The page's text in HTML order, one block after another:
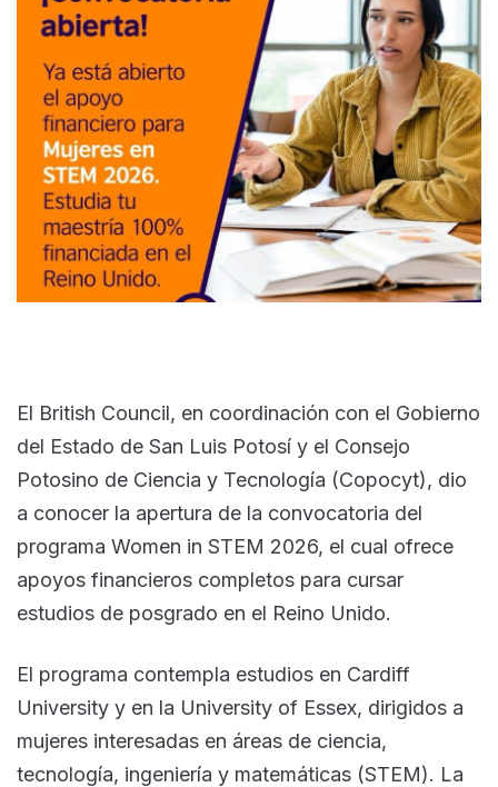
El British Council, en coordinación con el Gobierno
del Estado de San Luis Potosí y el Consejo
Potosino de Ciencia y Tecnología (Copocyt), dio
a conocer la apertura de la convocatoria del
programa Women in STEM 2026, el cual ofrece
apoyos financieros completos para cursar
estudios de posgrado en el Reino Unido.
El programa contempla estudios en Cardiff
University y en la University of Essex, dirigidos a
mujeres interesadas en áreas de ciencia,
tecnología, ingeniería y matemáticas (STEM). La